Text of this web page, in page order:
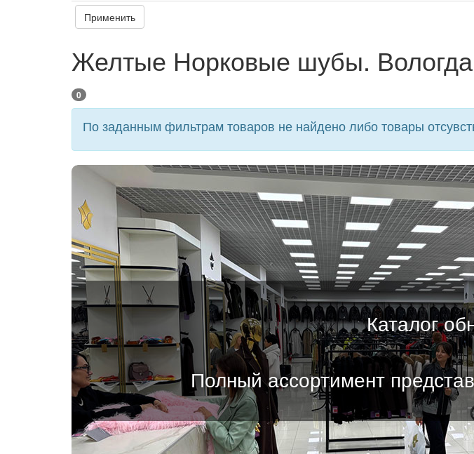
Применить
Желтые Норковые шубы. Вологда
0
По заданным фильтрам товаров не найдено либо товары
Каталог
Полный ассортимент